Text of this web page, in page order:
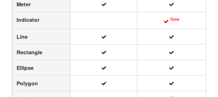
Meter
Indicator New
Line
Rectangle
Ellipse
Polygon